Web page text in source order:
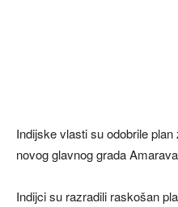
Indijske vlasti su odobrile
novog glavnog grada
Indijci su razradili raskošan